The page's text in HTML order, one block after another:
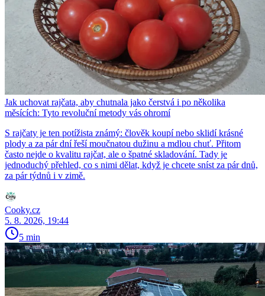
Jak uchovat rajčata, aby chutnala jako čerstvá i po několika
měsících: Tyto revoluční metody vás ohromí
S rajčaty je ten potížista známý: člověk koupí nebo sklidí krásné
plody a za pár dní řeší moučnatou dužinu a mdlou chuť. Přitom
často nejde o kvalitu rajčat, ale o špatné skladování. Tady je
jednoduchý přehled, co s nimi dělat, když je chcete sníst za pár dnů,
za pár týdnů i v zimě.
Cooky.cz
5. 8. 2026, 19:44
5 min